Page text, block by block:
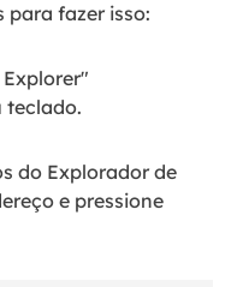
para fazer isso:
teclado.
do Explorador de
e pressione